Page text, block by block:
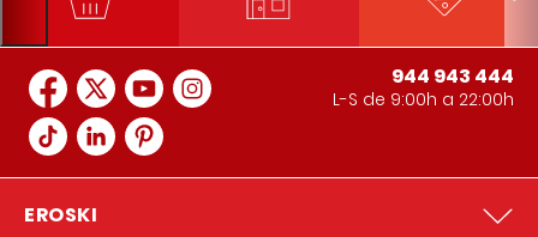
944 943 444
L-S de 9:00h a 22:00h
EROSKI